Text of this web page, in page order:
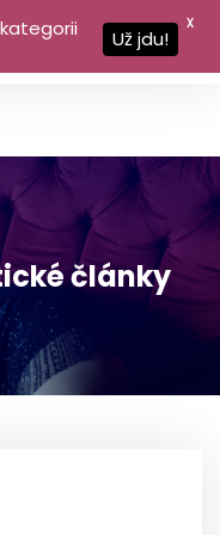
články
Už jdu!
X